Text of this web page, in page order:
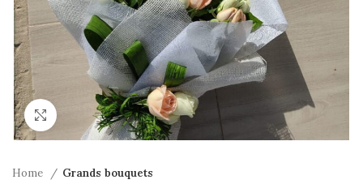
Click to enlarge
Home Grands bouquets